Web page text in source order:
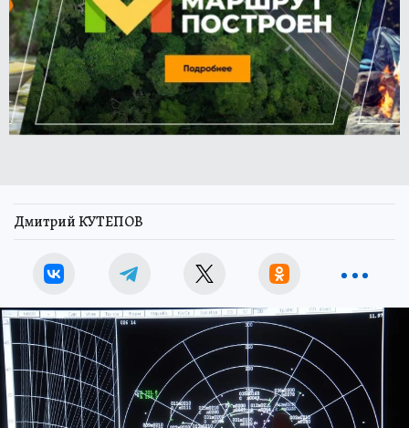
Дмитрий КУТЕПОВ